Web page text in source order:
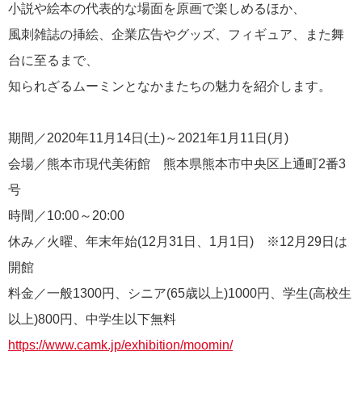
小説や絵本の代表的な場面を原画で楽しめるほか、
風刺雑誌の挿絵、企業広告やグッズ、フィギュア、また舞
台に至るまで、
知られざるムーミンとなかまたちの魅力を紹介します。
期間／2020年11月14日(土)～2021年1月11日(月)
会場／熊本市現代美術館 熊本県熊本市中央区上通町2番3
号
時間／10:00～20:00
休み／火曜、年末年始(12月31日、1月1日) ※12月29日は
開館
料金／一般1300円、シニア(65歳以上)1000円、学生(高校生
以上)800円、中学生以下無料
https://www.camk.jp/exhibition/moomin/